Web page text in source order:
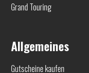
Grand Touring
Allgemeines
Gutscheine kaufen